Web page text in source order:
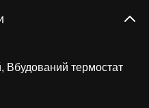
Вбудований термостат